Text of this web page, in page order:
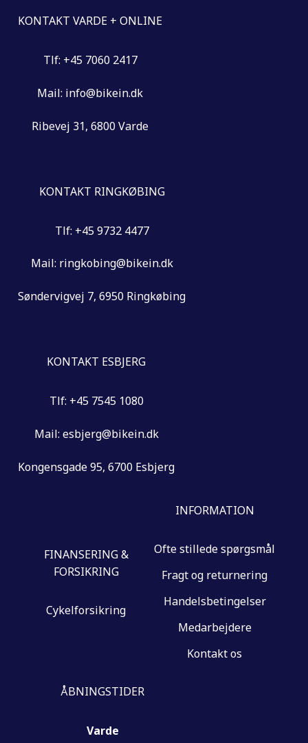
KONTAKT VARDE + ONLINE
Tlf: +45 7060 2417
Mail: info@bikein.dk
Ribevej 31, 6800 Varde
KONTAKT RINGKØBING
Tlf: +45 9732 4477
Mail: ringkobing@bikein.dk
Søndervigvej 7, 6950 Ringkøbing
KONTAKT ESBJERG
Tlf: +45 7545 1080
Mail: esbjerg@bikein.dk
Kongensgade 95, 6700 Esbjerg
FINANSERING &
FORSIKRING
Cykelforsikring
INFORMATION
Ofte stillede spørgsmål
Fragt og returnering
Handelsbetingelser
Medarbejdere
Kontakt os
ÅBNINGSTIDER
Varde